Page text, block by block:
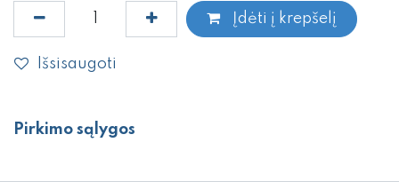
Įdėti į krepšelį
Išsisaugoti
Pirkimo sąlygos